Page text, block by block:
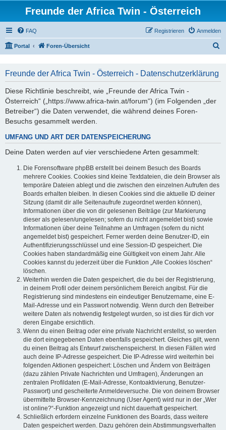
Freunde der Africa Twin - Österreich
FAQ Anmelden
Registrieren
Portal Foren-Übersicht
h
Freunde der Africa Twin - Österreich - Datenschutzerklärung
Diese Richtlinie beschreibt, wie „Freunde der Africa Twin -
Österreich“ („https://www.africa-twin.at/forum“) (im Folgenden „der
Betreiber“) die Daten verwendet, die während deines Foren-
Besuchs gesammelt werden.
UMFANG UND ART DER DATENSPEICHERUNG
Deine Daten werden auf vier verschiedene Arten gesammelt:
Die Forensoftware phpBB erstellt bei deinem Besuch des Boards
mehrere Cookies. Cookies sind kleine Textdateien, die dein Browser als
temporäre Dateien ablegt und die zwischen den einzelnen Aufrufen des
Boards erhalten bleiben. In diesen Cookies sind die aktuelle ID deiner
Sitzung (damit dir alle Seitenaufrufe zugeordnet werden können),
Informationen über die von dir gelesenen Beiträge (zur Markierung
dieser als gelesen/ungelesen; sofern du nicht angemeldet bist) sowie
Informationen über deine Teilnahme an Umfragen (sofern du nicht
angemeldet bist) gespeichert. Ferner werden deine Benutzer-ID, ein
Authentifizierungsschlüssel und eine Session-ID gespeichert. Die
Cookies haben standardmäßig eine Gültigkeit von einem Jahr. Alle
Cookies kannst du jederzeit über die Funktion „Alle Cookies löschen“
löschen.
Weiterhin werden die Daten gespeichert, die du bei der Registrierung,
in deinem Profil oder deinem persönlichem Bereich angibst. Für die
Registrierung sind mindestens ein eindeutiger Benutzername, eine E-
Mail-Adresse und ein Passwort notwendig. Wenn durch den Betreiber
weitere Daten als notwendig festgelegt wurden, so ist dies für dich vor
deren Eingabe ersichtlich.
Wenn du einen Beitrag oder eine private Nachricht erstellst, so werden
die dort eingegebenen Daten ebenfalls gespeichert. Gleiches gilt, wenn
du einen Beitrag als Entwurf zwischenspeicherst. In diesen Fällen wird
auch deine IP-Adresse gespeichert. Die IP-Adresse wird weiterhin bei
folgenden Aktionen gespeichert: Löschen und Ändern von Beiträgen
(dazu zählen Private Nachrichten und Umfragen), Änderungen an
zentralen Profildaten (E-Mail-Adresse, Kontoaktivierung, Benutzer-
Passwort) und gescheiterte Anmeldeversuche. Die von deinem Browser
übermittelte Browser-Kennzeichnung (User Agent) wird nur in der „Wer
ist online?“-Funktion angezeigt und nicht dauerhaft gespeichert.
Schließlich erfordern einzelne Funktionen des Boards, dass weitere
Daten gespeichert werden. Dazu gehören dein Abstimmungsverhalten